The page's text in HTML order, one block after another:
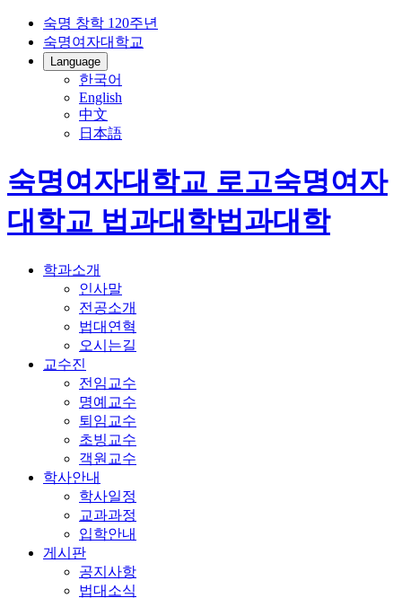
숙명 창학 120주년
숙명여자대학교
Language
한국어
English
中文
日本語
숙명여자대학교 로고숙명여자
대학교 법과대학법과대학
학과소개
인사말
전공소개
법대연혁
오시는길
교수진
전임교수
명예교수
퇴임교수
초빙교수
객원교수
학사안내
학사일정
교과과정
입학안내
게시판
공지사항
법대소식